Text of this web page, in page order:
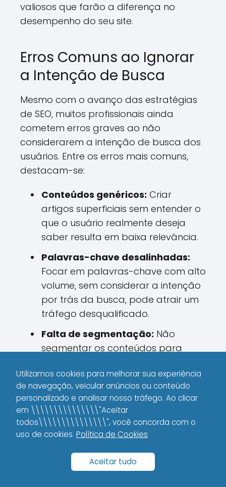
valiosos que farão a diferença no
desempenho do seu site.
Erros Comuns ao Ignorar
a Intenção de Busca
Mesmo com o avanço das estratégias
de SEO, muitos profissionais ainda
cometem erros graves ao não
considerarem a intenção de busca dos
usuários. Entre os erros mais comuns,
destacam-se:
Conteúdos genéricos: Criar
artigos superficiais sem entender o
que o usuário realmente deseja
saber resulta em baixa relevância.
Palavras-chave desalinhadas:
Focar em palavras-chave com alto
volume, sem considerar a intenção
por trás da busca, pode atrair um
tráfego desqualificado.
Falta de segmentação: Não
segmentar os conteúdos para
vendas pode levar a uma
experiência de usuário deficiente.
Ausência de chamadas para a
ação (CTAs): Deixar de encorajar
o usuário a avançar para a
conversão ou oferecer um produto
relacionado pode diminuir suas
Utilizamos cookies para melhorar sua experiência
de navegação, veicular anúncios ou conteúdo
personalizado e analisar nosso tráfego. Ao clicar
em \\\\\\\\\\\\\\\"Aceitar
todos\\\\\\\\\\\\\\\", você concorda com o
uso de cookies. Política de Cookies
Aceitar tudo